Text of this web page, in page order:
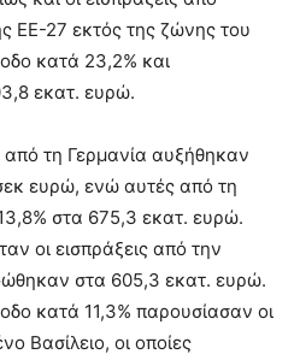
ΕΕ-27 εκτός της ζώνης του
κατά 23,2% και
εκατ. ευρώ.
από τη Γερμανία αυξήθηκαν
ευρώ, ενώ αυτές από τη
στα 675,3 εκατ. ευρώ.
οι εισπράξεις από την
στα 605,3 εκατ. ευρώ.
κατά 11,3% παρουσίασαν οι
Βασίλειο, οι οποίες